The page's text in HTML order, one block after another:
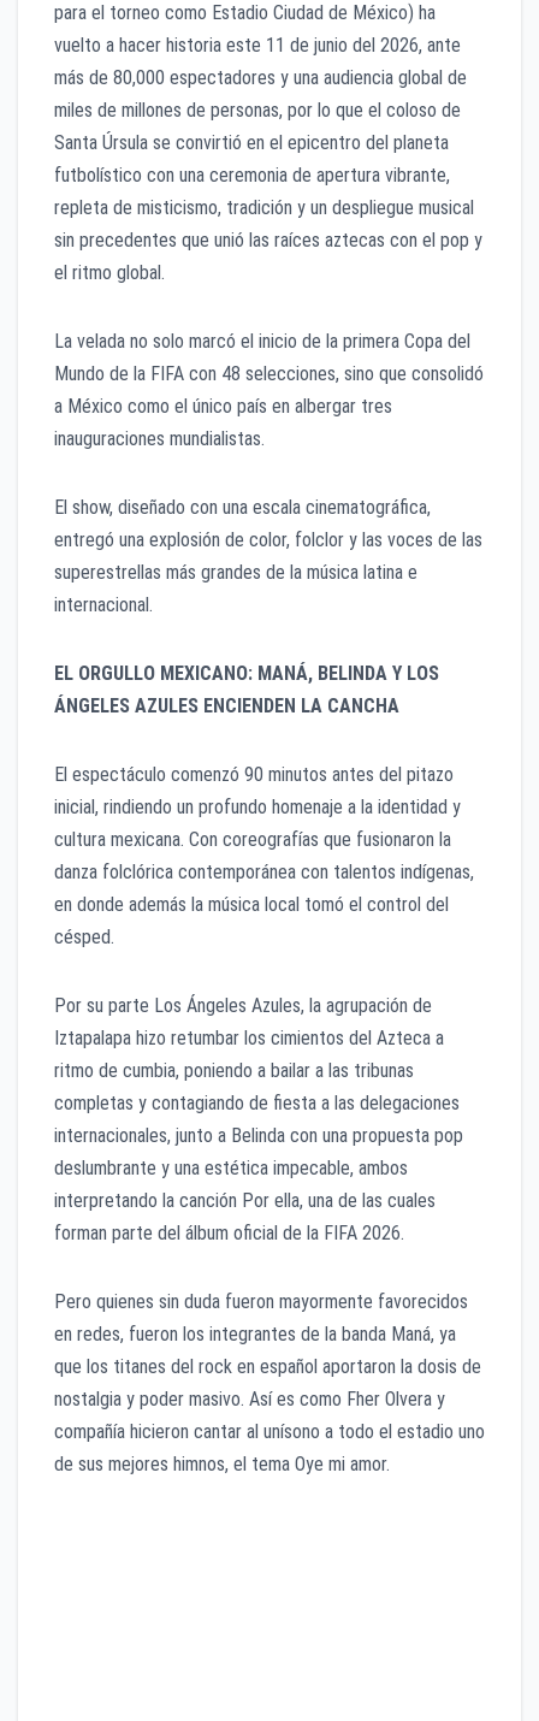
para el torneo como Estadio Ciudad de México) ha
vuelto a hacer historia este 11 de junio del 2026, ante
más de 80,000 espectadores y una audiencia global de
miles de millones de personas, por lo que el coloso de
Santa Úrsula se convirtió en el epicentro del planeta
futbolístico con una ceremonia de apertura vibrante,
repleta de misticismo, tradición y un despliegue musical
sin precedentes que unió las raíces aztecas con el pop y
el ritmo global.
La velada no solo marcó el inicio de la primera Copa del
Mundo de la FIFA con 48 selecciones, sino que consolidó
a México como el único país en albergar tres
inauguraciones mundialistas.
El show, diseñado con una escala cinematográfica,
entregó una explosión de color, folclor y las voces de las
superestrellas más grandes de la música latina e
internacional.
EL ORGULLO MEXICANO: MANÁ, BELINDA Y LOS
ÁNGELES AZULES ENCIENDEN LA CANCHA
El espectáculo comenzó 90 minutos antes del pitazo
inicial, rindiendo un profundo homenaje a la identidad y
cultura mexicana. Con coreografías que fusionaron la
danza folclórica contemporánea con talentos indígenas,
en donde además la música local tomó el control del
césped.
Por su parte Los Ángeles Azules, la agrupación de
Iztapalapa hizo retumbar los cimientos del Azteca a
ritmo de cumbia, poniendo a bailar a las tribunas
completas y contagiando de fiesta a las delegaciones
internacionales, junto a Belinda con una propuesta pop
deslumbrante y una estética impecable, ambos
interpretando la canción Por ella, una de las cuales
forman parte del álbum oficial de la FIFA 2026.
Pero quienes sin duda fueron mayormente favorecidos
en redes, fueron los integrantes de la banda Maná, ya
que los titanes del rock en español aportaron la dosis de
nostalgia y poder masivo. Así es como Fher Olvera y
compañía hicieron cantar al unísono a todo el estadio uno
de sus mejores himnos, el tema Oye mi amor.